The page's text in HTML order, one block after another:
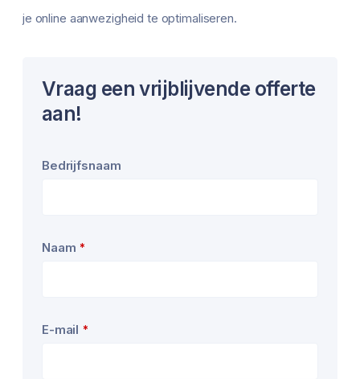
je online aanwezigheid te optimaliseren.
Vraag een vrijblijvende offerte
aan!
Bedrijfsnaam
Naam *
E-mail *